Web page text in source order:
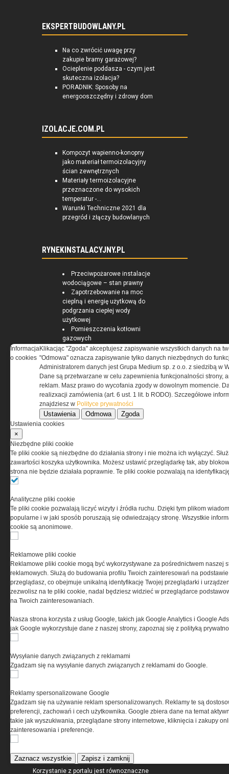
EKSPERTBUDOWLANY.PL
Na co zwrócić uwagę przy
zakupie bramy garażowej?
Ocieplenie poddasza - czym jest
skuteczna izolacja?
PORADNIK: Sposoby na
energooszczędny i zdrowy dom
IZOLACJE.COM.PL
Kompozyt wapienno-konopny
jako materiał termoizolacyjny
ścian zewnętrznych
Materiały termoizolacyjne
przeznaczone do wysokich
temperatur -...
Warunki Techniczne 2021 dla
przegród i złączy budowlanych
RYNEKINSTALACYJNY.PL
Przeciwpożarowe instalacje
wodociągowe – stan prawny
Zapotrzebowanie na moc
cieplną i energię użytkową do
podgrzania ciepłej wody
użytkowej
Pomieszczenia kotłowni
gazowych
ELEKTRO.INFO
WAGO 221 - teraz również w
wersji 6 mm²
Dlaczego warto wybrać
Jak wybrać lampy wiszące do
domu?
O NAS
i wyposażeniu jednostek specjalnych w kraju i na świecie.
REGULAMIN
Regulamin określa zasady korzystania z portalu
Korzystanie z portalu jest równoznaczne
Informacja
o cookies
Klikacjąc "Zgoda" akceptujesz zapisywanie wszystkich danych na
"Odmowa" oznacza zapisywanie tylko danych niezbędnych do
Administratorem danych jest Grupa Medium sp. z o.o. z siedzibą w
Dane są przetwarzane w celu zapewnienia funkcjonalności strony,
reklam. Masz prawo do wycofania zgody w dowolnym momencie.
realizxacji zamówienia (art. 6 ust. 1 lit. b RODO). Szczegółowe
znajdziesz w Polityce prywatności
Ustawienia Odmowa Zgoda
Ustawienia cookies
×
Niezbędne pliki cookie
Te pliki cookie są niezbędne do działania strony i nie można ich wyłączyć.
zawartości koszyka użytkownika. Możesz ustawić przeglądarkę tak, aby
strona nie będzie działała poprawnie. Te pliki cookie pozwalają na
Analityczne pliki cookie
Te pliki cookie pozwalają liczyć wizyty i źródła ruchu. Dzięki tym plikom
popularne i w jaki sposób poruszają się odwiedzający stronę. Wszystkie
cookie są anonimowe.
Reklamowe pliki cookie
Reklamowe pliki cookie mogą być wykorzystywane za pośrednictwem naszej
reklamowych. Służą do budowania profilu Twoich zainteresowań na
przeglądasz, co obejmuje unikalną identyfikację Twojej przeglądarki i
zezwolisz na te pliki cookie, nadal będziesz widzieć w przeglądarce
na Twoich zainteresowaniach.
Nasza strona korzysta z usług Google, takich jak Google Analytics i Google
jak Google wykorzystuje dane z naszej strony, zapoznaj się z polityką
Wysyłanie danych związanych z reklamami
Zgadzam się na wysyłanie danych związanych z reklamami do Google.
Reklamy spersonalizowane Google
Zgadzam się na używanie reklam spersonalizowanych. Reklamy te są
preferencji, zachowań i cech użytkownika. Google zbiera dane na temat
takie jak wyszukiwania, przeglądane strony internetowe, kliknięcia i zakupy
zainteresowania i preferencje.
Zaznacz wszystkie Zapisz i zamknij